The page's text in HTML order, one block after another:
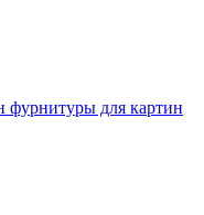
фурнитуры для картин